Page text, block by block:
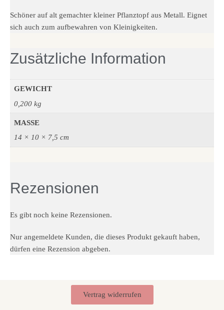
Schöner auf alt gemachter kleiner Pflanztopf aus Metall. Eignet
sich auch zum aufbewahren von Kleinigkeiten.
Zusätzliche Information
GEWICHT
0,200 kg
MASSE
14 × 10 × 7,5 cm
Rezensionen
Es gibt noch keine Rezensionen.
Nur angemeldete Kunden, die dieses Produkt gekauft haben,
dürfen eine Rezension abgeben.
Vertrag widerrufen